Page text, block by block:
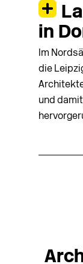
in
Im
die
und